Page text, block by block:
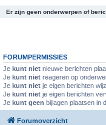
Er zijn geen onderwerpen of
FORUMPERMISSIES
Je kunt niet nieuwe berichten
Je kunt niet reageren op
Je kunt niet je eigen berichten
Je kunt niet je eigen berichten
Je kunt geen bijlagen plaatsen in
Forumoverzicht